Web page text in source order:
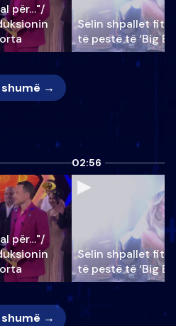
për…"/
Selin shpallet
të pestë të ‘Big
→
për…"/
02:56
Selin shpallet
të pestë të ‘Big
→